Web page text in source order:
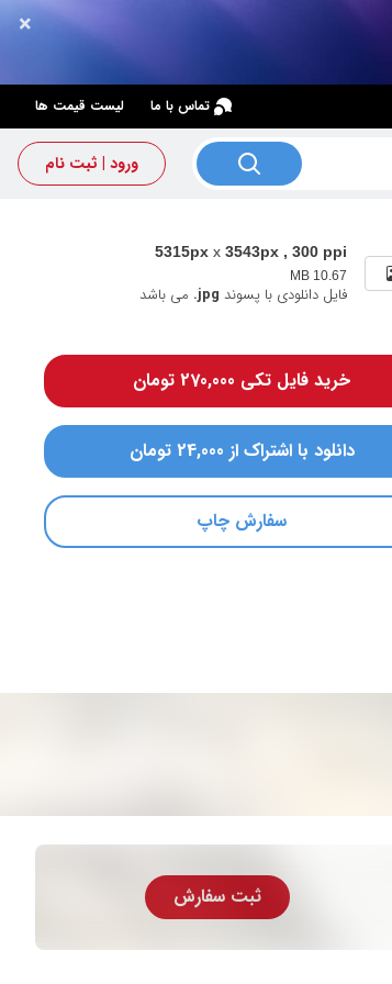
×
تماس با ما لیست قیمت ها
ورود | ثبت نام
5315px x 3543px , 300 ppi
10.67 MB
فایل دانلودی با پسوند .jpg می باشد
خرید فایل تکی 270,000 تومان
دانلود با اشتراک از 24,000 تومان
سفارش چاپ
ثبت سفارش
×